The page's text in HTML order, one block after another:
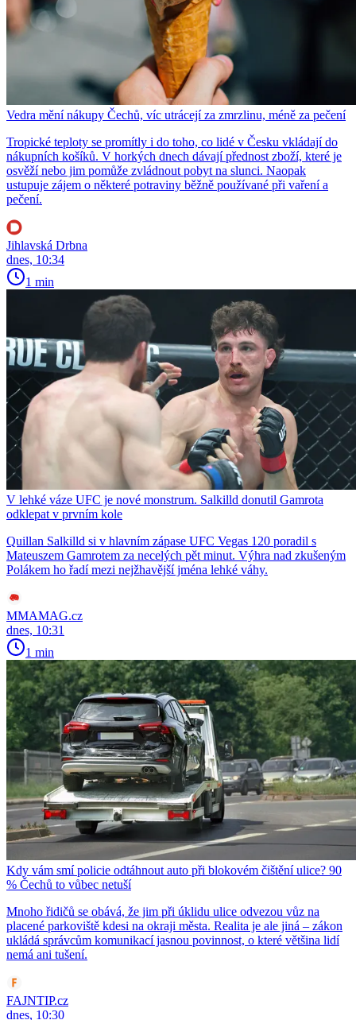
Vedra mění nákupy Čechů, víc utrácejí za zmrzlinu, méně za pečení
Tropické teploty se promítly i do toho, co lidé v Česku vkládají do
nákupních košíků. V horkých dnech dávají přednost zboží, které je
osvěží nebo jim pomůže zvládnout pobyt na slunci. Naopak
ustupuje zájem o některé potraviny běžně používané při vaření a
pečení.
Jihlavská Drbna
dnes, 10:34
1 min
V lehké váze UFC je nové monstrum. Salkilld donutil Gamrota
odklepat v prvním kole
Quillan Salkilld si v hlavním zápase UFC Vegas 120 poradil s
Mateuszem Gamrotem za necelých pět minut. Výhra nad zkušeným
Polákem ho řadí mezi nejžhavější jména lehké váhy.
MMAMAG.cz
dnes, 10:31
1 min
Kdy vám smí policie odtáhnout auto při blokovém čištění ulice? 90
% Čechů to vůbec netuší
Mnoho řidičů se obává, že jim při úklidu ulice odvezou vůz na
placené parkoviště kdesi na okraji města. Realita je ale jiná – zákon
ukládá správcům komunikací jasnou povinnost, o které většina lidí
nemá ani tušení.
FAJNTIP.cz
dnes, 10:30